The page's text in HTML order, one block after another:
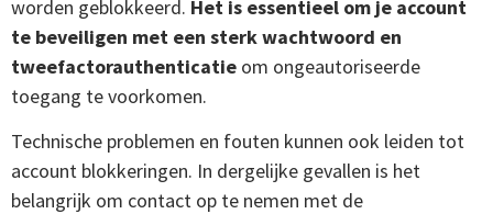
worden geblokkeerd. Het is essentieel om je account
te beveiligen met een sterk wachtwoord en
tweefactorauthenticatie om ongeautoriseerde
toegang te voorkomen.
Technische problemen en fouten kunnen ook leiden tot
account blokkeringen. In dergelijke gevallen is het
belangrijk om contact op te nemen met de